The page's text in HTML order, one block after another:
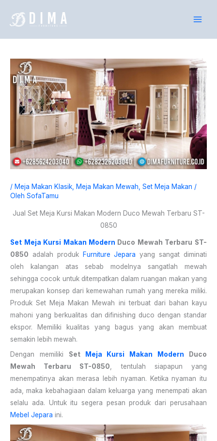
/ Meja Makan Klasik, Meja Makan Mewah,Set Meja Makan /
OlehSofaTamu
Jual Set Meja Kursi Makan Modern Duco Mewah Terbaru ST-
0850
Set Meja Kursi Makan Modern Duco Mewah Terbaru ST-
0850 adalah produk Furniture Jepara yang sangat diminati
oleh kalangan atas sebab modelnya sangatlah mewah
sehingga cocok untuk ditempatkan dalam ruangan makan yang
merupakan konsep dari kemewahan rumah yang mereka miliki.
Produk Set Meja Makan Mewah ini terbuat dari bahan kayu
mahoni yang berkualitas dan difinishing duco dengan standar
ekspor. Memiliki kualitas yang bagus yang akan membuat
semakin lebih mewah.
Dengan memiliki Set Meja Kursi Makan Modern Duco
Mewah Terbaru ST-0850, tentulah siapapun yang
menempatinya akan merasa lebih nyaman. Ketika nyaman itu
ada, maka kebahagiaan dalam keluarga yang menempati akan
selalu ada. Untuk itu segera pesan produk dari perusahaan
Mebel Jepara ini.